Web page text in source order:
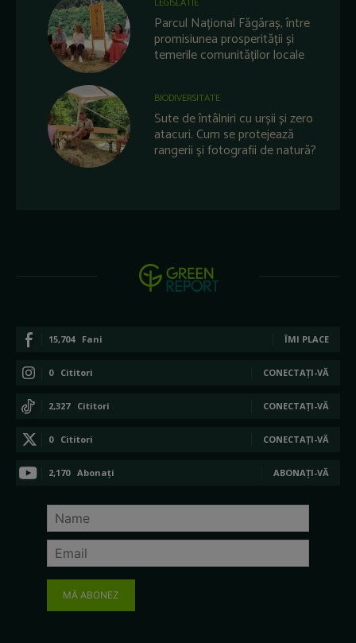
LEGISLATIE
Parcul Național Făgăraș, între
promisiunea prosperității și
temerile comunităților locale
BIODIVERSITATE
Sute de întâlniri cu urșii și zero
atacuri. Cum se protejează
rangerii și fotografii de natură?
15,704 Fani ÎMI PLACE
0 Cititori CONECTAȚI-VĂ
2,327 Cititori CONECTAȚI-VĂ
0 Cititori CONECTAȚI-VĂ
2,170 Abonați ABONAȚI-VĂ
MĂ ABONEZ